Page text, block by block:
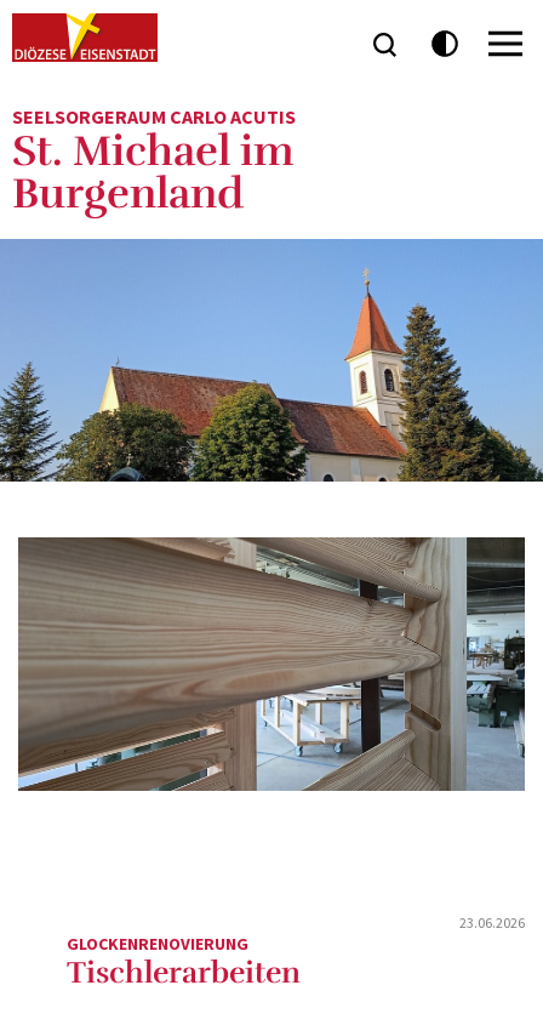
SEELSORGERAUM CARLO ACUTIS
St. Michael im
Burgenland
23.06.2026
GLOCKENRENOVIERUNG
Tischlerarbeiten